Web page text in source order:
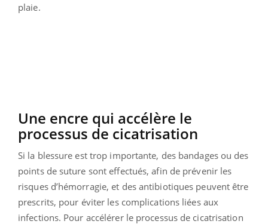
plaie.
Une encre qui accélère le
processus de cicatrisation
Si la blessure est trop importante, des bandages ou des
points de suture sont effectués, afin de prévenir les
risques d’hémorragie, et des antibiotiques peuvent être
prescrits, pour éviter les complications liées aux
infections. Pour accélérer le processus de cicatrisation